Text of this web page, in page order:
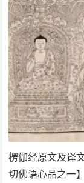
楞伽经原文及译
切佛语心品之一